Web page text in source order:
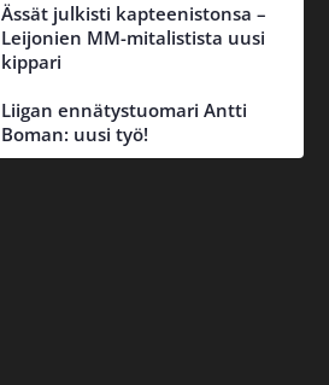
Ässät julkisti kapteenistonsa –
Leijonien MM-mitalistista uusi
kippari
Liigan ennätystuomari Antti
Boman: uusi työ!